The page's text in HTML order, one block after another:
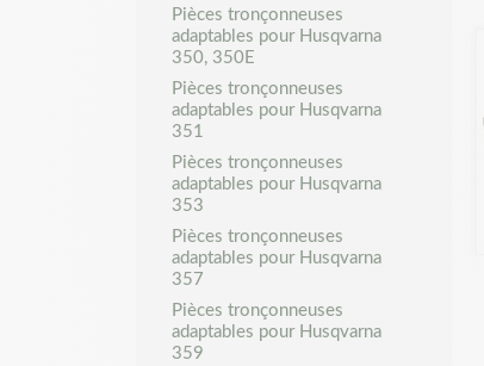
Pièces tronçonneuses
adaptables pour Husqvarna
350, 350E
Pièces tronçonneuses
adaptables pour Husqvarna
351
Pièces tronçonneuses
adaptables pour Husqvarna
353
Pièces tronçonneuses
adaptables pour Husqvarna
357
Pièces tronçonneuses
adaptables pour Husqvarna
359